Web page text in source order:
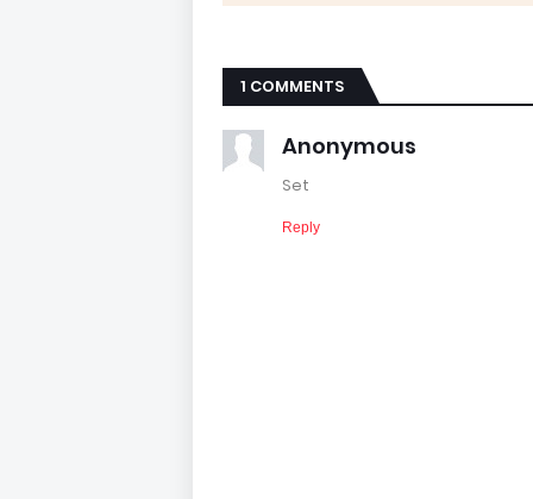
1 COMMENTS
Anonymous
Set
Reply